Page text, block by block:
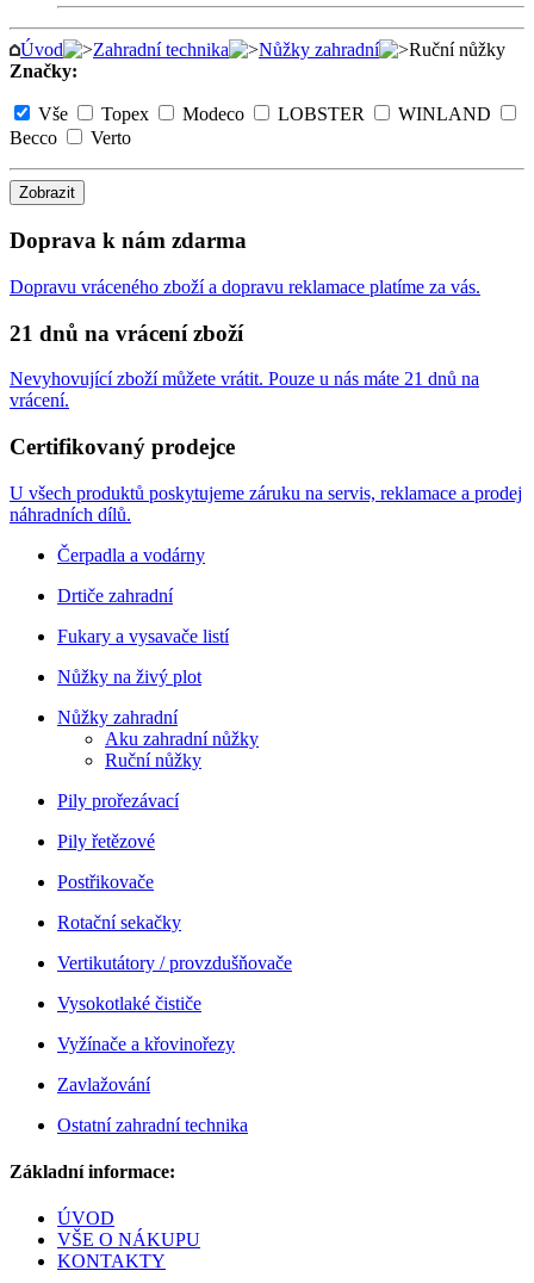
Úvod Zahradní technika Nůžky zahradní
Ruční nůžky
Značky:
Vše Topex Modeco LOBSTER
WINLAND
Becco
Verto
Zobrazit
Doprava k nám zdarma
Dopravu vráceného zboží a dopravu reklamace platíme za vás.
21 dnů na vrácení zboží
Nevyhovující zboží můžete vrátit. Pouze u nás máte 21 dnů na
vrácení.
Certifikovaný prodejce
U všech produktů poskytujeme záruku na servis, reklamace a prodej
náhradních dílů.
Čerpadla a vodárny
Drtiče zahradní
Fukary a vysavače listí
Nůžky na živý plot
Nůžky zahradní
Aku zahradní nůžky
Ruční nůžky
Pily prořezávací
Pily řetězové
Postřikovače
Rotační sekačky
Vertikutátory / provzdušňovače
Vysokotlaké čističe
Vyžínače a křovinořezy
Zavlažování
Ostatní zahradní technika
Základní informace:
ÚVOD
VŠE O NÁKUPU
KONTAKTY